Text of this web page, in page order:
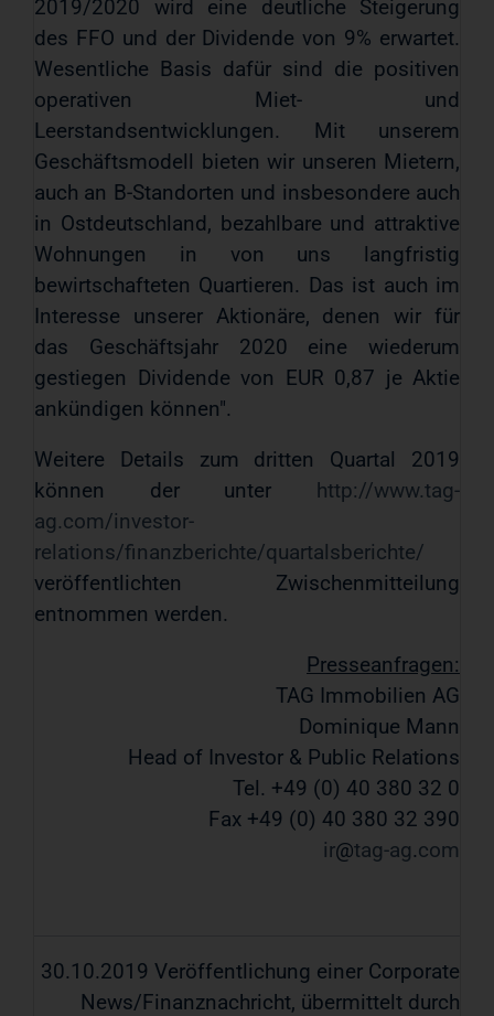
2019/2020 wird eine deutliche Steigerung
des FFO und der Dividende von 9% erwartet.
Wesentliche Basis dafür sind die positiven
operativen Miet- und
Leerstandsentwicklungen. Mit unserem
Geschäftsmodell bieten wir unseren Mietern,
auch an B-Standorten und insbesondere auch
in Ostdeutschland, bezahlbare und attraktive
Wohnungen in von uns langfristig
bewirtschafteten Quartieren. Das ist auch im
Interesse unserer Aktionäre, denen wir für
das Geschäftsjahr 2020 eine wiederum
gestiegen Dividende von EUR 0,87 je Aktie
ankündigen können".
Weitere Details zum dritten Quartal 2019
können der unter http://www.tag-
ag.com/investor-
relations/finanzberichte/quartalsberichte/
veröffentlichten Zwischenmitteilung
entnommen werden.
Presseanfragen:
TAG Immobilien AG
Dominique Mann
Head of Investor & Public Relations
Tel. +49 (0) 40 380 32 0
Fax +49 (0) 40 380 32 390
ir
tag-ag com
30.10.2019 Veröffentlichung einer Corporate
News/Finanznachricht, übermittelt durch